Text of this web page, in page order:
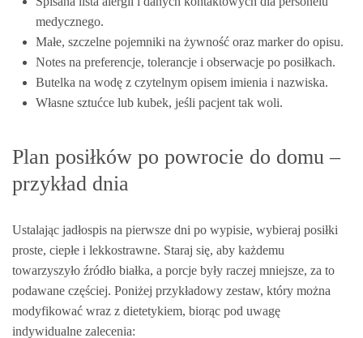
medycznego.
Małe, szczelne pojemniki na żywność oraz marker do opisu.
Notes na preferencje, tolerancje i obserwacje po posiłkach.
Butelka na wodę z czytelnym opisem imienia i nazwiska.
Własne sztućce lub kubek, jeśli pacjent tak woli.
Plan posiłków po powrocie do domu –
przykład dnia
Ustalając jadłospis na pierwsze dni po wypisie, wybieraj posiłki
proste, ciepłe i lekkostrawne. Staraj się, aby każdemu
towarzyszyło źródło białka, a porcje były raczej mniejsze, za to
podawane częściej. Poniżej przykładowy zestaw, który można
modyfikować wraz z dietetykiem, biorąc pod uwagę
indywidualne zalecenia: